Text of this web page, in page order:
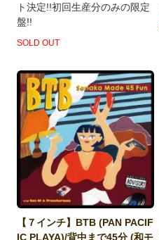
ト決定!!初回生産分のみの限定
盤!!
SOLD OUT
【７インチ】BTB (PAN PACIF
IC PLAYA)/背中まで45分 (和モ